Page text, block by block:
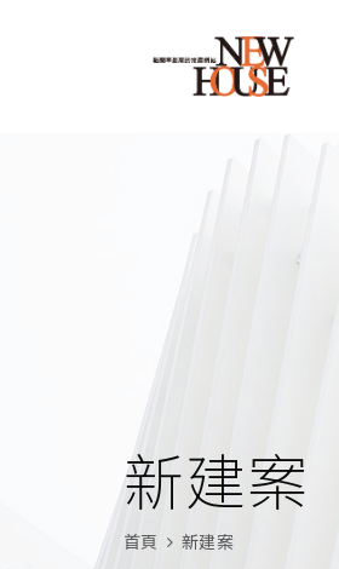
新建案
首頁 新建案